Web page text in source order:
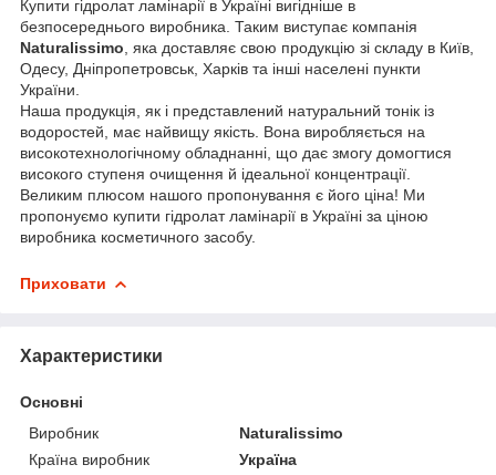
Купити гідролат ламінарії в Україні вигідніше в
безпосереднього виробника. Таким виступає компанія
Naturalissimo , яка доставляє свою продукцію зі складу в Київ,
Одесу, Дніпропетровськ, Харків та інші населені пункти
України.
Наша продукція, як і представлений натуральний тонік із
водоростей, має найвищу якість. Вона виробляється на
високотехнологічному обладнанні, що дає змогу домогтися
високого ступеня очищення й ідеальної концентрації.
Великим плюсом нашого пропонування є його ціна! Ми
пропонуємо купити гідролат ламінарії в Україні за ціною
виробника косметичного засобу.
Приховати
Характеристики
Основні
Виробник
Naturalissimo
Країна виробник
Україна